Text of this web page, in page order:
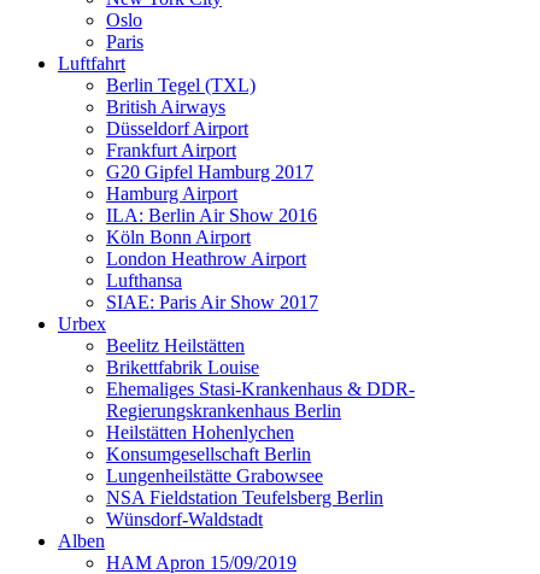
Oslo
Paris
Luftfahrt
Berlin Tegel (TXL)
British Airways
Düsseldorf Airport
Frankfurt Airport
G20 Gipfel Hamburg 2017
Hamburg Airport
ILA: Berlin Air Show 2016
Köln Bonn Airport
London Heathrow Airport
Lufthansa
SIAE: Paris Air Show 2017
Urbex
Beelitz Heilstätten
Brikettfabrik Louise
Ehemaliges Stasi-Krankenhaus & DDR-
Regierungskrankenhaus Berlin
Heilstätten Hohenlychen
Konsumgesellschaft Berlin
Lungenheilstätte Grabowsee
NSA Fieldstation Teufelsberg Berlin
Wünsdorf-Waldstadt
Alben
HAM Apron 15/09/2019